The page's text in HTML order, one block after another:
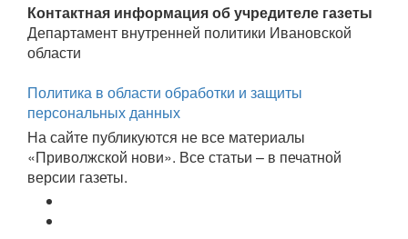
Контактная информация об учредителе газеты
Департамент внутренней политики Ивановской
области
Политика в области обработки и защиты
персональных данных
На сайте публикуются не все материалы
«Приволжской нови». Все статьи – в печатной
версии газеты.